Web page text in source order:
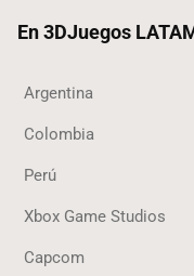
En 3DJuegos
Argentina
Colombia
Perú
Xbox Game Studios
Capcom